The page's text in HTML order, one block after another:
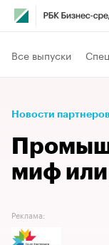
Все выпуски
Новости партнеров
миф или
Реклама: